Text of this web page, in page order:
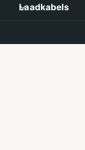
Laadkabels